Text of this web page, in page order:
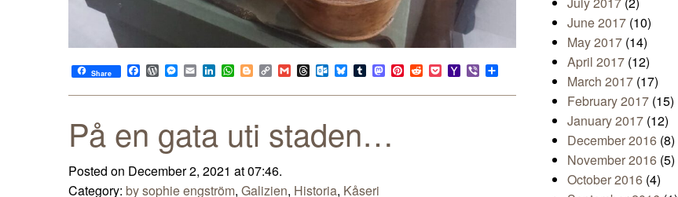
Share Facebook
WordPress
Messenger
EmailLinkedIn
WhatsApp
BloggerCopy
Link
GmailThreadsOutlook.com
Bluesky
TumblrMastodon
Pinterest
RedditPocketYahoo
Mail
Viber
På en gata uti staden…
Posted on December 2, 2021 at 07:46.
Category: by sophie engström, Galizien, Historia, Kåseri
June 2017 (10)
May 2017 (14)
April 2017 (12)
March 2017 (17)
February 2017 (15)
January 2017 (12)
December 2016 (8)
November 2016 (5)
October 2016 (4)